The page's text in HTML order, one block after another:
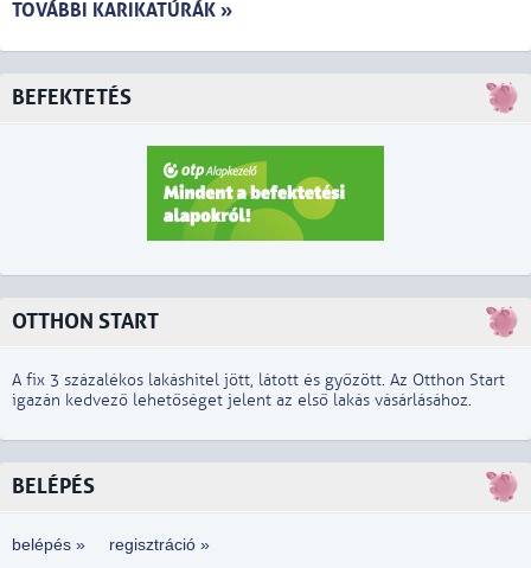
TOVÁBBI KARIKATÚRÁK »
BEFEKTETÉS
OTTHON START
A fix 3 százalékos lakáshitel jött, látott és győzött. Az Otthon Start
igazán kedvező lehetőséget jelent az első lakás vásárlásához.
BELÉPÉS
belépés » regisztráció »